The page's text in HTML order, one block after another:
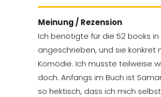
Meinung / Rezension
Ich benötigte für die 52 books
angeschrieben, und sie konkret
Komödie. Ich musste teilweise
doch. Anfangs im Buch ist
so hektisch, dass ich mich